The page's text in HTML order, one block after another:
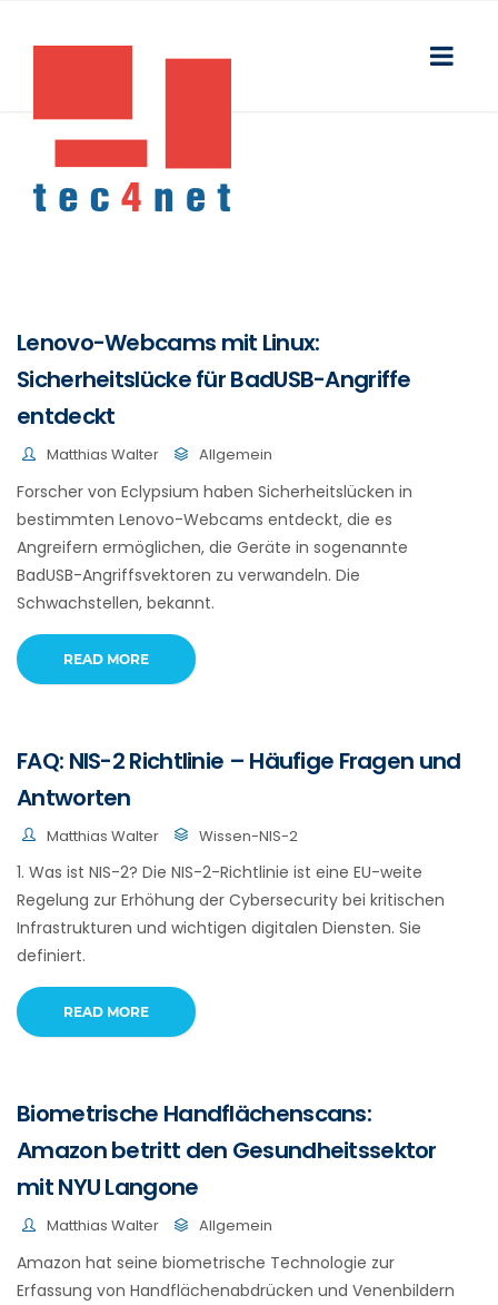
Lenovo-Webcams mit Linux:
Sicherheitslücke für BadUSB-Angriffe
entdeckt
Matthias Walter Allgemein
Forscher von Eclypsium haben Sicherheitslücken in
bestimmten Lenovo-Webcams entdeckt, die es
Angreifern ermöglichen, die Geräte in sogenannte
BadUSB-Angriffsvektoren zu verwandeln. Die
Schwachstellen, bekannt.
READ MORE
FAQ: NIS-2 Richtlinie – Häufige Fragen und
Antworten
Matthias Walter Wissen-NIS-2
1. Was ist NIS-2? Die NIS-2-Richtlinie ist eine EU-weite
Regelung zur Erhöhung der Cybersecurity bei kritischen
Infrastrukturen und wichtigen digitalen Diensten. Sie
definiert.
READ MORE
Biometrische Handflächenscans:
Amazon betritt den Gesundheitssektor
mit NYU Langone
Matthias Walter Allgemein
Amazon hat seine biometrische Technologie zur
Erfassung von Handflächenabdrücken und Venenbildern